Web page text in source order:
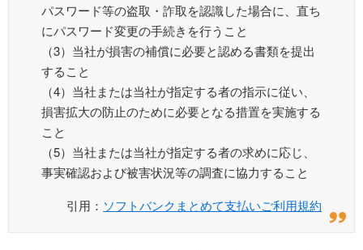
パスワード等の盗取・詐取を認識した場合に、直ち
にパスワード変更の手続きを行うこと
（3）当社が損害の補償に必要と認める書類を提出
すること
（4）当社または当社が指定する者の指示に従い、
損害拡大の防止のために必要となる措置を実施する
こと
（5）当社または当社が指定する者の求めに応じ、
事実確認および被害状況等の調査に協力すること
引用： ソフトバンクまとめて支払いご利用規約